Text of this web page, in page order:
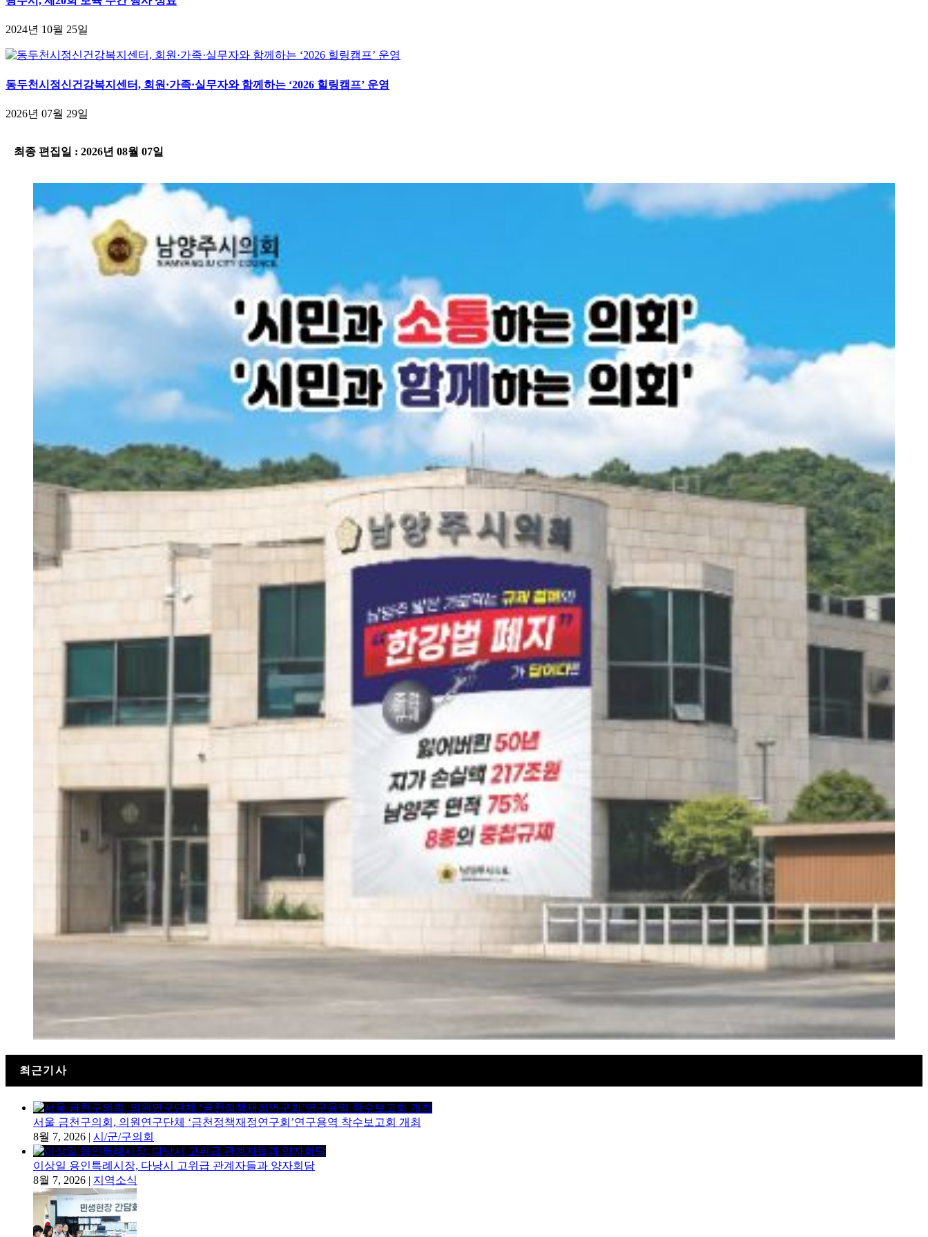
2024년 10월 25일
동두천시정신건강복지센터, 회원·가족·실무자와 함께하는 ‘2026 힐링캠프’ 운영
2026년 07월 29일
최종 편집일 : 2026년 08월 07일
최근기사
서울 금천구의회, 의원연구단체 ‘금천정책재정연구회’연구용역 착수보고회 개최
8월 7, 2026 | 시/군/구의회
이상일 용인특례시장, 다낭시 고위급 관계자들과 양자회담
8월 7, 2026 | 지역소식